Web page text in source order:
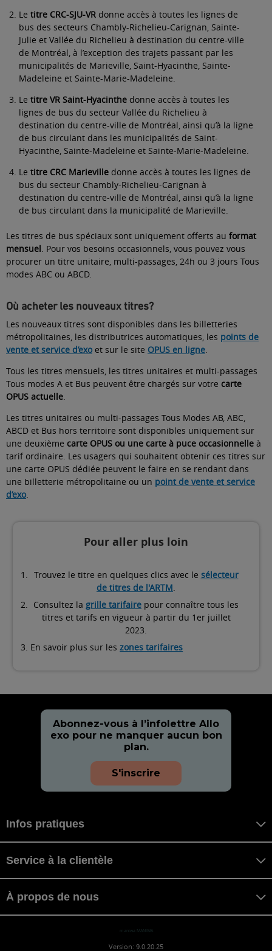
Le titre CRC-SJU-VR donne accès à toutes les lignes de
bus des secteurs Chambly-Richelieu-Carignan, Sainte-
Julie et Vallée du Richelieu à destination du centre-ville
de Montréal, à l’exception des trajets passant par les
municipalités de Marieville, Saint-Hyacinthe, Sainte-
Madeleine et Sainte-Marie-Madeleine.
Le titre VR Saint-Hyacinthe donne accès à toutes les
lignes de bus du secteur Vallée du Richelieu à
destination du centre-ville de Montréal, ainsi qu’à la ligne
de bus circulant dans les municipalités de Saint-
Hyacinthe, Sainte-Madeleine et Sainte-Marie-Madeleine.
Le titre CRC Marieville donne accès à toutes les lignes de
bus du secteur Chambly-Richelieu-Carignan à
destination du centre-ville de Montréal, ainsi qu’à la ligne
de bus circulant dans la municipalité de Marieville.
Les titres de bus spéciaux sont uniquement offerts au format
mensuel. Pour vos besoins occasionnels, vous pouvez vous
procurer un titre unitaire, multi-passages, 24h ou 3 jours Tous
modes ABC ou ABCD.
Où acheter les nouveaux titres?
Les nouveaux titres sont disponibles dans les billetteries
métropolitaines, les distributrices automatiques, les points de
vente et service d’exoet sur le site OPUS en ligne.
Tous les titres mensuels, les titres unitaires et multi-passages
Tous modes A et Bus peuvent être chargés sur votre carte
OPUS actuelle.
Les titres unitaires ou multi-passages Tous Modes AB, ABC,
ABCD et Bus hors territoire sont disponibles uniquement sur
une deuxième carte OPUS ou une carte à puce occasionnelle à
tarif ordinaire. Les usagers qui souhaitent obtenir ces titres sur
une carte OPUS dédiée peuvent le faire en se rendant dans
une billetterie métropolitaine ou un point de vente et service
d’exo.
Pour aller plus loin
Trouvez le titre en quelques clics avec le sélecteur
de titres de l'ARTM.
Consultez la grille tarifaire pour connaître tous les
titres et tarifs en vigueur à partir du 1er juillet
2023.
En savoir plus sur leszones tarifaires
Abonnez-vous à l’infolettre Allo
exo pour ne manquer aucun bon
plan.
S'inscrire
Infos pratiques
Service à la clientèle
À propos de nous
maniwa MANIWA
Version: 9.0.20.25